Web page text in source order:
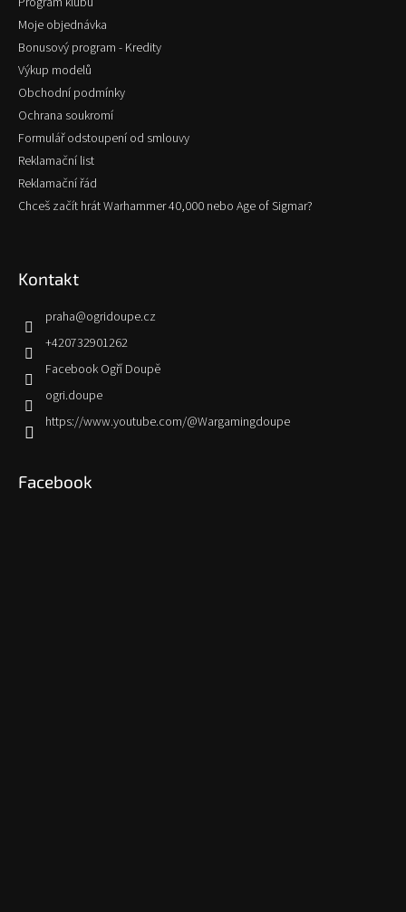
Moje objednávka
Bonusový program - Kredity
Výkup modelů
Obchodní podmínky
Ochrana soukromí
Formulář odstoupení od smlouvy
Reklamační list
Reklamační řád
Chceš začít hrát Warhammer 40,000 nebo Age of Sigmar?
Kontakt
praha@ogridoupe.cz
+420732901262
Facebook Ogří Doupě
ogri.doupe
https://www.youtube.com/@Wargamingdoupe
Facebook